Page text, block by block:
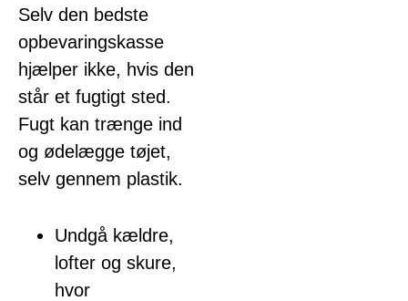
Selv den bedste
opbevaringskasse
hjælper ikke, hvis den
står et fugtigt sted.
Fugt kan trænge ind
og ødelægge tøjet,
selv gennem plastik.
Undgå kældre,
lofter og skure,
hvor